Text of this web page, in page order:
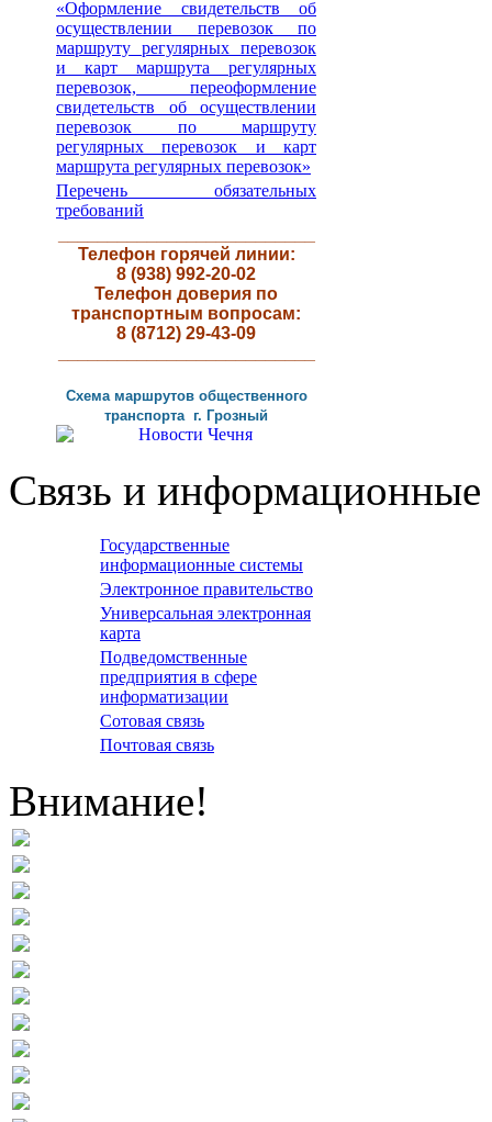
«Оформление свидетельств об
осуществлении перевозок по
маршруту регулярных перевозок
и карт маршрута регулярных
перевозок, переоформление
свидетельств об осуществлении
перевозок по маршруту
регулярных перевозок и карт
маршрута регулярных перевозок»
Перечень обязательных
требований
Телефон горячей линии:
8 (938) 992-20-02
Телефон доверия по
транспортным вопросам:
8 (8712) 29-43-09
Схема маршрутов общественного
транспорта г. Грозный
Связь и информационные
Государственные
информационные системы
Электронное правительство
Универсальная электронная
карта
Подведомственные
предприятия в сфере
информатизации
Сотовая связь
Почтовая связь
Внимание!